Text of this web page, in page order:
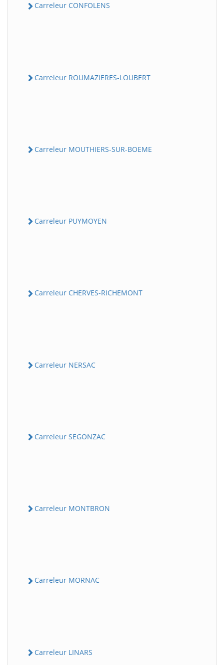
Carreleur CONFOLENS
Carreleur ROUMAZIERES-LOUBERT
Carreleur MOUTHIERS-SUR-BOEME
Carreleur PUYMOYEN
Carreleur CHERVES-RICHEMONT
Carreleur NERSAC
Carreleur SEGONZAC
Carreleur MONTBRON
Carreleur MORNAC
Carreleur LINARS